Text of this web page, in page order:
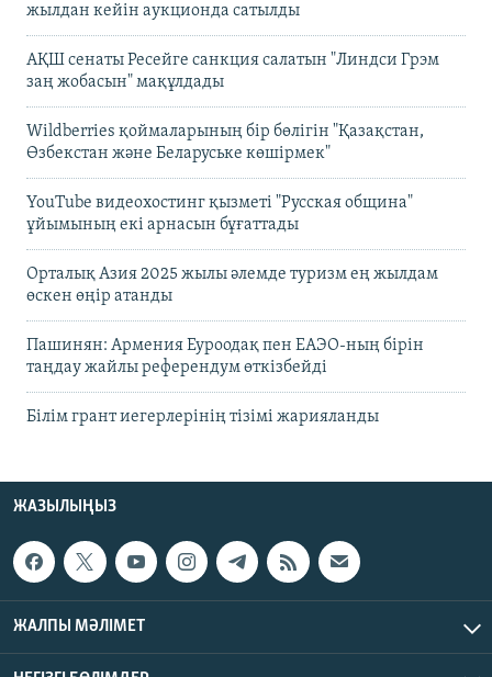
жылдан кейін аукционда сатылды
АҚШ сенаты Ресейге санкция салатын "Линдси Грэм
заң жобасын" мақұлдады
Wildberries қоймаларының бір бөлігін "Қазақстан,
Өзбекстан және Беларуське көшірмек"
YouTube видеохостинг қызметі "Русская община"
ұйымының екі арнасын бұғаттады
Орталық Азия 2025 жылы әлемде туризм ең жылдам
өскен өңір атанды
Пашинян: Армения Еуроодақ пен ЕАЭО-ның бірін
таңдау жайлы референдум өткізбейді
Білім грант иегерлерінің тізімі жарияланды
ЖАЗЫЛЫҢЫЗ
ЖАЛПЫ МӘЛІМЕТ